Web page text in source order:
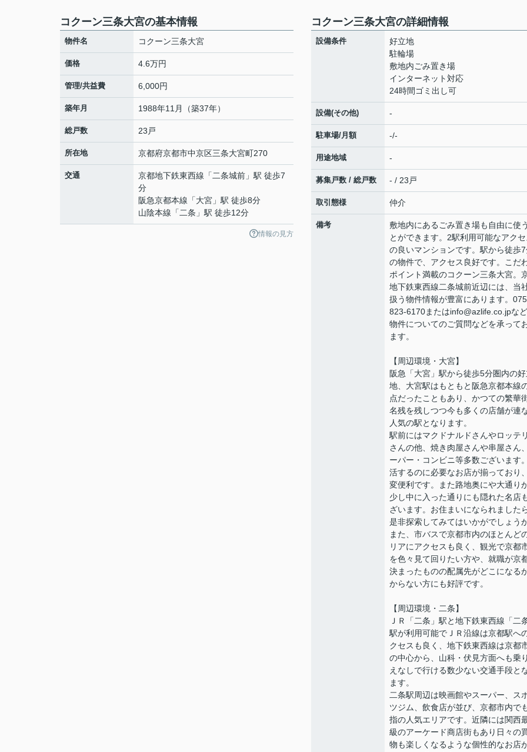
コクーン三条大宮の基本情報
物件名 コクーン三条大宮
価格 4.6万円
管理/共益費 6,000円
築年月 1988年11月（築37年）
総戸数 23戸
所在地 京都府京都市中京区三条大宮町270
交通 京都地下鉄東西線 「 二条城前 」駅 徒歩7
分
阪急京都本線 「大宮 」駅 徒歩8分
山陰本線 「 二条 」駅 徒歩12分
情報の見方
コクーン三条大宮の詳細情報
設備条件
好立地
駐輪場
敷地内ごみ置き場
インターネット対応
24時間ゴミ出し可
設備(その他) -
駐車場/月額 -/-
用途地域 -
募集戸数 / 総戸数 - / 23戸
取引態様 仲介
備考
敷地内にあるごみ置き場も自由に使
とができます。2駅利用可能なアクセ
の良いマンションです。駅から徒歩
の物件で、アクセス良好です。こだ
ポイント満載のコクーン三条大宮。
地下鉄東西線二条城前近辺には、当
扱う物件情報が豊富にあります。
823-6170またはinfo@azlife.co.jpな
物件についてのご質問などを承って
ます。
【周辺環境・大宮】
阪急「大宮」駅から徒歩5分圏内の好
地、大宮駅はもともと阪急京都本線
点だったこともあり、かつての繁華
名残を残しつつ今も多くの店舗が連
人気の駅となります。
駅前にはマクドナルドさんやロッテ
さんの他、焼き肉屋さんや串屋さん
ーパー・コンビニ等多数ございます
活するのに必要なお店が揃っており
変便利です。また路地奥にや大通り
少し中に入った通りにも隠れた名店
ざいます。お住まいになられましたら
是非探索してみてはいかがでしょう
また、市バスで京都市内のほとんど
リアにアクセスも良く、観光で京都
を色々見て回りたい方や、就職が京
決まったものの配属先がどこになる
からない方にも好評です。
【周辺環境・二条】
ＪＲ「二条」駅と地下鉄東西線「二条
駅が利用可能でＪＲ沿線は京都駅へ
クセスも良く、地下鉄東西線は京都
の中心から、山科・伏見方面へも乗
えなしで行ける数少ない交通手段と
ます。
二条駅周辺は映画館やスーパー、ス
ツジム、飲食店が並び、京都市内で
指の人気エリアです。近隣には関西
級のアーケード商店街もあり日々の
物も楽しくなるような個性的なお店